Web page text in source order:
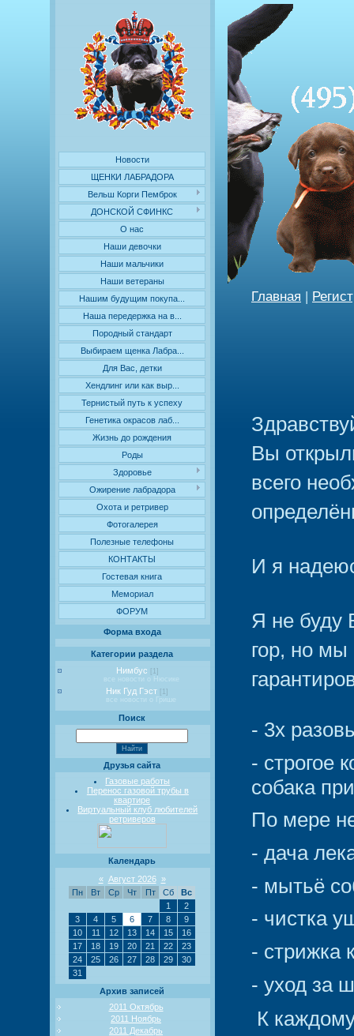
Новости
ЩЕНКИ ЛАБРАДОРА
Вельш Корги Пемброк
ДОНСКОЙ СФИНКС
О нас
Наши девочки
Наши мальчики
Наши ветераны
Нашим будущим покупа...
Наша передержка на в...
Породный стандарт
Выбираем щенка Лабра...
Для Вас, детки
Хендлинг или как выр...
Тернистый путь к успеху
Генетика окрасов лаб...
Жизнь до рождения
Роды
Здоровье
Ожирение лабрадора
Охота и ретривер
Фотогалерея
Полезные телефоны
КОНТАКТЫ
Гостевая книга
Мемориал
ФОРУМ
Форма входа
Категории раздела
Нимбус
все новости о Нюсике
Ник Гуд Гэст
все новости о Грише
Поиск
Друзья сайта
Газовые работы
Перенос газовой трубы в
квартире
Виртуальный клуб любителей
ретриверов
Календарь
« Август 2026 »
Пн
Вт Ср Чт Пт Сб
Вс
1
2
3
4 5 6 7 8
9
10
11 12 13 14 15
16
17
18 19 20 21 22
23
24
25 26 27 28 29
30
31
Архив записей
2011 Октябрь
2011 Ноябрь
2011 Декабрь
Главная |
Вы
всего
И я
Я не буду
гор, но
- 3х
- строгое
собака
По мере
- дача
- мытьё
- чистка
- стрижка
- уход за
К